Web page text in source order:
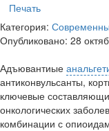
Печать
Категория:
Опубликовано: 28
Адъювантиые
антиконвульсанты,
ключевые
онкологических
комбинации с